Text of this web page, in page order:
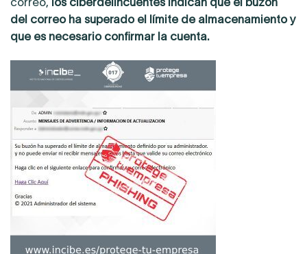
del correo ha superado el límite de almacenamiento y
que es necesario confirmar la cuenta.